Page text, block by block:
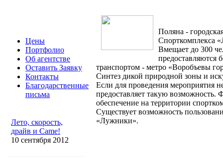
Цены
Портфолио
Об агентстве
Оставить Заявку
Контакты
Благодарственные
письма
Лето, скорость,
драйв и Came!
10 сентября 2012
Поляна -
Спорткомплекса
Вмещает до 300
предоставляются
транспортом - метро «Воробъевы
Синтез дикой природной зоны и
Если для проведения мероприятия
предоставляет такую
обеспечение на территории
Существует возможность
«Лужники».